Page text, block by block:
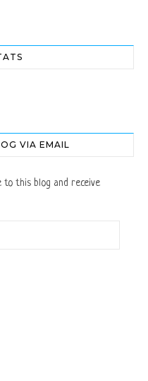
VIA EMAIL
to this blog and receive